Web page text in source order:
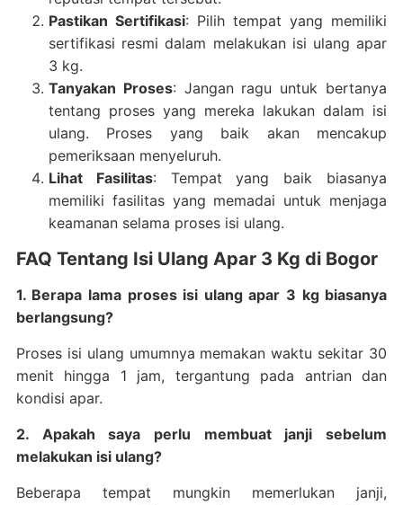
Pastikan Sertifikasi: Pilih tempat yang memiliki
sertifikasi resmi dalam melakukan isi ulang apar
3 kg.
Tanyakan Proses: Jangan ragu untuk bertanya
tentang proses yang mereka lakukan dalam isi
ulang. Proses yang baik akan mencakup
pemeriksaan menyeluruh.
Lihat Fasilitas: Tempat yang baik biasanya
memiliki fasilitas yang memadai untuk menjaga
keamanan selama proses isi ulang.
FAQ Tentang Isi Ulang Apar 3 Kg di Bogor
1. Berapa lama proses isi ulang apar 3 kg biasanya
berlangsung?
Proses isi ulang umumnya memakan waktu sekitar 30
menit hingga 1 jam, tergantung pada antrian dan
kondisi apar.
2. Apakah saya perlu membuat janji sebelum
melakukan isi ulang?
Beberapa tempat mungkin memerlukan janji,